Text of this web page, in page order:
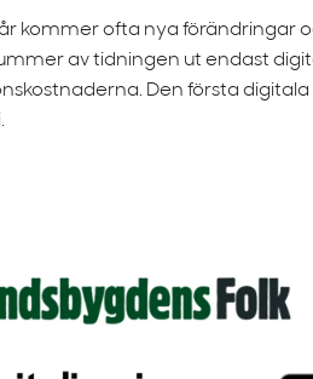
kommer ofta nya förändringar
av tidningen ut endast
Den första